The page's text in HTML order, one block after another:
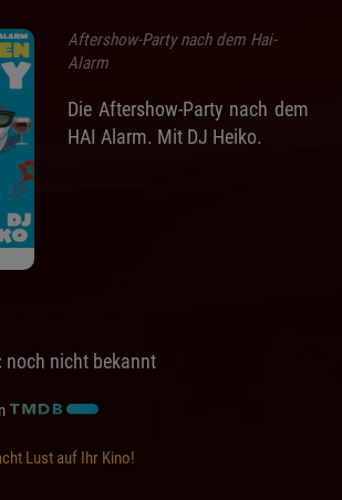
Aftershow-Party nach dem Hai-
Alarm
Die Aftershow-Party nach dem
HAI Alarm. Mit DJ Heiko.
noch nicht bekannt
Lust auf Ihr Kino!